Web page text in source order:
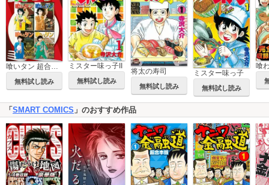
喰いタン 超合本版
無料試し読み
ミスター味っ子II
無料試し読み
将太の寿司
無料試し読み
ミスター味っ子
無料試し読み
「SMART COMICS 」のおすすめ作品